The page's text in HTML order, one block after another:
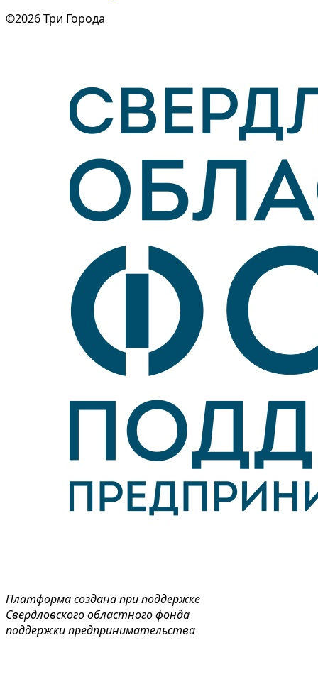
©2026 Три Города
Платформа создана при поддержке
Свердловского областного фонда
поддержки предпринимательства